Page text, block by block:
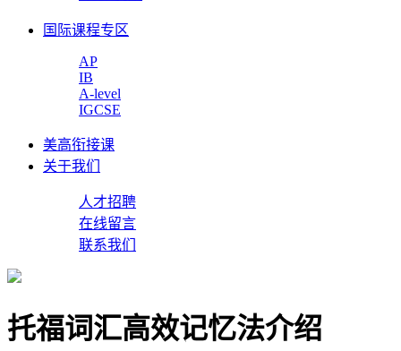
国际课程专区
AP
IB
A-level
IGCSE
美高衔接课
关于我们
人才招聘
在线留言
联系我们
托福词汇高效记忆法介绍